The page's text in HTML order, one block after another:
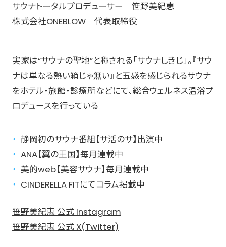
サウナトータルプロデューサー 笹野美紀恵
株式会社ONEBLOW代表取締役
実家は“サウナの聖地”と称される「サウナしきじ」。『サウ
ナは単なる熱い箱じゃ無い』と五感を感じられるサウナ
をホテル・旅館・診療所などにて、総合ウェルネス温浴プ
ロデュースを行っている
静岡初のサウナ番組【サ活のサ】出演中
ANA【翼の王国】毎月連載中
美的web【美容サウナ】毎月連載中
CINDERELLA FITにてコラム掲載中
笹野美紀恵 公式 Instagram
笹野美紀恵 公式 X(Twitter)